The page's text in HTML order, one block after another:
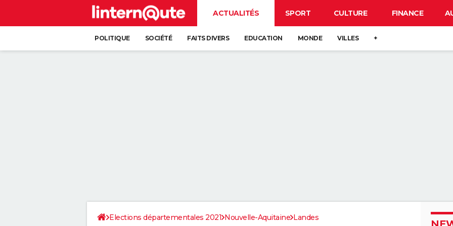
ACTUALITÉS SPORT CULTURE FINANCE
POLITIQUE SOCIÉTÉ FAITS DIVERS EDUCATION MONDE VILLES +
Elections départementales 2021 Nouvelle-Aquitaine Landes